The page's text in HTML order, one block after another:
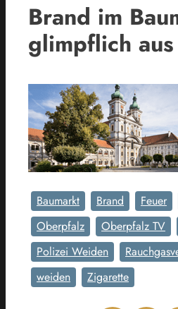
Brand im
glimpflich aus
Baumarkt Brand Feuer
Oberpfalz
Oberpfalz TV
Polizei Weiden
weiden
Zigarette